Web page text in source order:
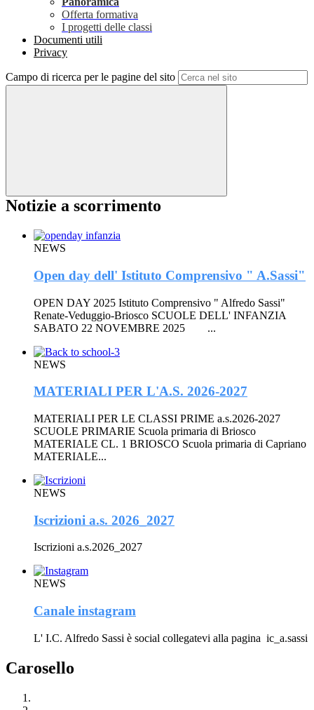
Offerta formativa
I progetti delle classi
Documenti utili
Privacy
Campo di ricerca per le pagine del sito
Notizie a scorrimento
NEWS
Open day dell' Istituto Comprensivo " A.Sassi"
OPEN DAY 2025 Istituto Comprensivo " Alfredo Sassi"
Renate-Veduggio-Briosco SCUOLE DELL' INFANZIA
SABATO 22 NOVEMBRE 2025 ...
NEWS
MATERIALI PER L'A.S. 2026-2027
MATERIALI PER LE CLASSI PRIME a.s.2026-2027
SCUOLE PRIMARIE Scuola primaria di Briosco
MATERIALE CL. 1 BRIOSCO Scuola primaria di Capriano
MATERIALE...
NEWS
Iscrizioni a.s. 2026_2027
Iscrizioni a.s.2026_2027
NEWS
Canale instagram
L' I.C. Alfredo Sassi è social collegatevi alla pagina ic_a.sassi
Carosello